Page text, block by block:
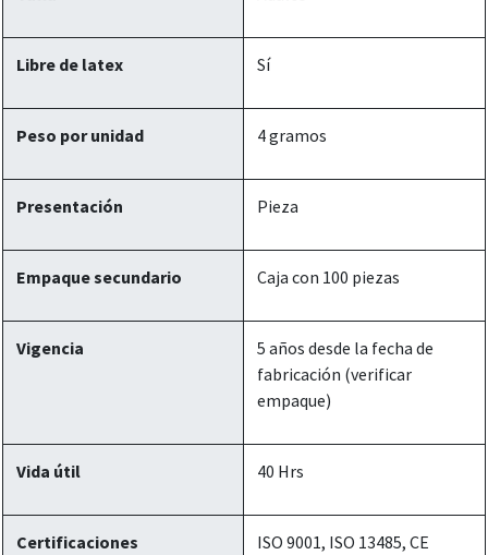
Libre de latex Sí
Peso por unidad 4 gramos
Presentación Pieza
Empaque secundario Caja con 100 piezas
Vigencia
5 años desde la fecha de
fabricación (verificar
empaque)
Vida útil 40 Hrs
Certificaciones
ISO 9001, ISO 13485, CE